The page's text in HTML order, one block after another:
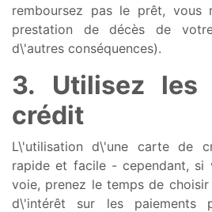
remboursez pas le prêt, vous
prestation de décès de
d\'autres conséquences).
3. Utilisez les
crédit
L\'utilisation d\'une carte de
rapide et facile - cependant, si
voie, prenez le temps de
d\'intérêt sur les paiements